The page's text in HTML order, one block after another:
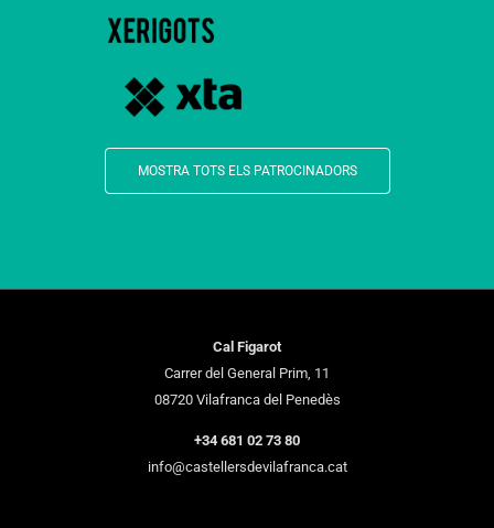
MOSTRA TOTS ELS PATROCINADORS
Cal Figarot
Carrer del General Prim, 11
08720 Vilafranca del Penedès
+34 681 02 73 80
info@castellersdevilafranca.cat